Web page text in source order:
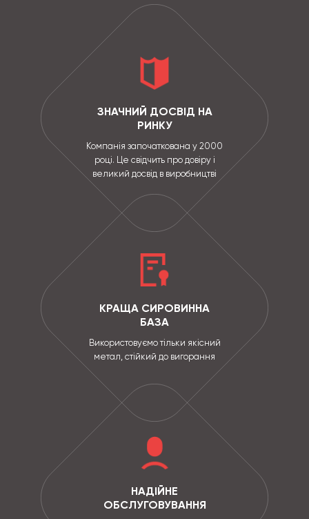
ЗНАЧНИЙ ДОСВІД НА
РИНКУ
Компанія започаткована у 2000
році. Це свідчить про довіру і
великий досвід в виробництві
КРАЩА СИРОВИННА
БАЗА
Використовуємо тільки якісний
метал, стійкий до вигорання
НАДІЙНЕ
ОБСЛУГОВУВАННЯ